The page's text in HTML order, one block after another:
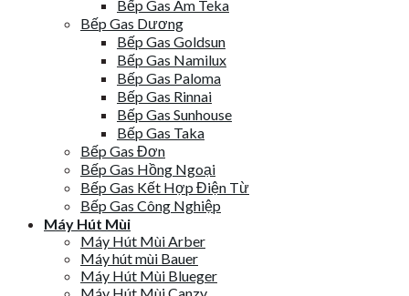
Bếp Gas Âm Teka
Bếp Gas Dương
Bếp Gas Goldsun
Bếp Gas Namilux
Bếp Gas Paloma
Bếp Gas Rinnai
Bếp Gas Sunhouse
Bếp Gas Taka
Bếp Gas Đơn
Bếp Gas Hồng Ngoại
Bếp Gas Kết Hợp Điện Từ
Bếp Gas Công Nghiệp
Máy Hút Mùi
Máy Hút Mùi Arber
Máy hút mùi Bauer
Máy Hút Mùi Blueger